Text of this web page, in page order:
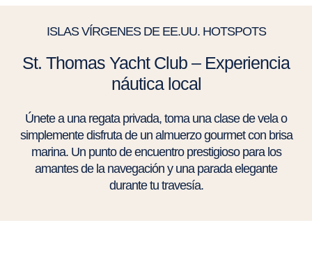
ISLAS VÍRGENES DE EE.UU. HOTSPOTS
St. Thomas Yacht Club – Experiencia
náutica local
Únete a una regata privada, toma una clase de vela o
simplemente disfruta de un almuerzo gourmet con brisa
marina. Un punto de encuentro prestigioso para los
amantes de la navegación y una parada elegante
durante tu travesía.